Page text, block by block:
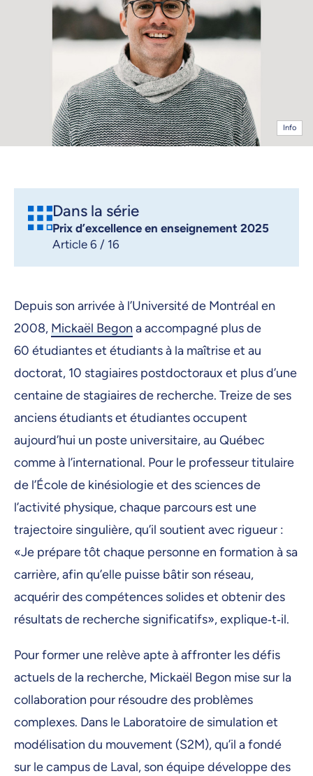
Info
Dans la série
Prix d’excellence en enseignement 2025
Article 6 / 16
Depuis son arrivée à l’Université de Montréal en
2008, Mickaël Begon a accompagné plus de
60 étudiantes et étudiants à la maîtrise et au
doctorat, 10 stagiaires postdoctoraux et plus d’une
centaine de stagiaires de recherche. Treize de ses
anciens étudiants et étudiantes occupent
aujourd’hui un poste universitaire, au Québec
comme à l’international. Pour le professeur titulaire
de l’École de kinésiologie et des sciences de
l’activité physique, chaque parcours est une
trajectoire singulière, qu’il soutient avec rigueur :
«Je prépare tôt chaque personne en formation à sa
carrière, afin qu’elle puisse bâtir son réseau,
acquérir des compétences solides et obtenir des
résultats de recherche significatifs», explique‑t‑il.
Pour former une relève apte à affronter les défis
actuels de la recherche, Mickaël Begon mise sur la
collaboration pour résoudre des problèmes
complexes. Dans le Laboratoire de simulation et
modélisation du mouvement (S2M), qu’il a fondé
sur le campus de Laval, son équipe développe des